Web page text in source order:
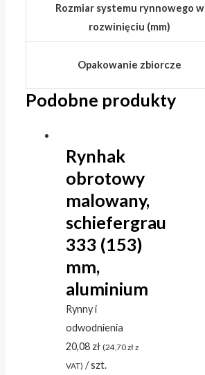
Rozmiar systemu rynnowego w
rozwinięciu (mm)
Opakowanie zbiorcze
Podobne produkty
Rynhak
obrotowy
malowany,
schiefergrau
333 (153)
mm,
aluminium
Rynny i
odwodnienia
20,08 zł (24,70złz
VAT) / szt.